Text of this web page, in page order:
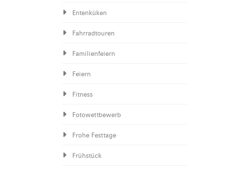
Entenküken
Fahrradtouren
Familienfeiern
Feiern
Fitness
Fotowettbewerb
Frohe Festtage
Frühstück